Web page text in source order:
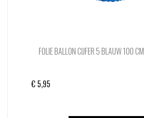
FOLIE BALLON CIJFER 5 BLAUW 100 CM
€ 5,95